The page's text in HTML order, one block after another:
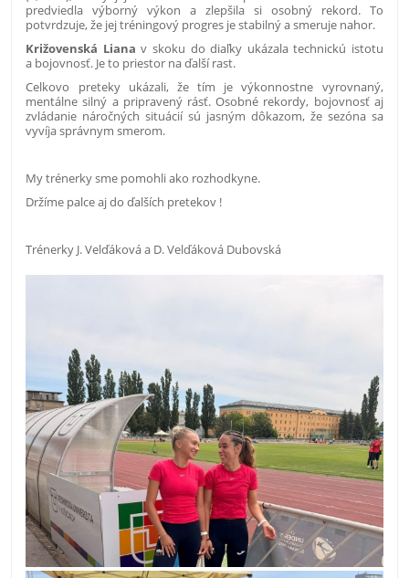
predviedla výborný výkon a zlepšila si osobný rekord. To
potvrdzuje, že jej tréningový progres je stabilný a smeruje nahor.
Križovenská Liana v skoku do diaľky ukázala technickú istotu
a bojovnosť. Je to priestor na ďalší rast.
Celkovo preteky ukázali, že tím je výkonnostne vyrovnaný,
mentálne silný a pripravený rásť. Osobné rekordy, bojovnosť aj
zvládanie náročných situácií sú jasným dôkazom, že sezóna sa
vyvíja správnym smerom.
My trénerky sme pomohli ako rozhodkyne.
Držíme palce aj do ďalších pretekov !
Trénerky J. Velďáková a D. Velďáková Dubovská